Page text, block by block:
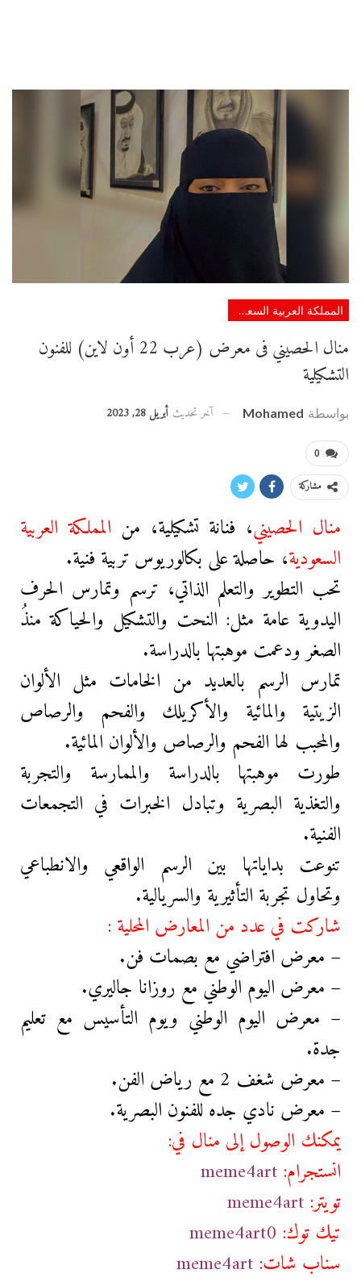
المملكة العربية السعودية
منال الحصيني فى معرض (عرب 22 أون لاين) للفنون
التشكيلية
بواسطة Mohamed آخر تحديث أبريل 28, 2023
0
مشاركة
منال الحصيني، فنانة تشكيلية، من المملكة العربية
السعودية، حاصلة على بكالوريوس تربية فنية.
تحب التطوير والتعلم الذاتي، ترسم وتمارس الحرف
اليدوية عامة مثل: النحت والتشكيل والحياكة منذُ
الصغر ودعمت موهبتها بالدراسة.
تمارس الرسم بالعديد من الخامات مثل الألوان
الزيتية والمائية والأكريلك والفحم والرصاص
والمحبب لها الفحم والرصاص والألوان المائية.
طورت موهبتها بالدراسة والممارسة والتجربة
والتغذية البصرية وتبادل الخبرات في التجمعات
الفنية.
تنوعت بداياتها بين الرسم الواقعي والانطباعي
وتحاول تجربة التأثيرية والسريالية.
شاركت في عدد من المعارض المحلية :
– معرض افتراضي مع بصمات فن.
– معرض اليوم الوطني مع روزانا جاليري.
– معرض اليوم الوطني ويوم التأسيس مع تعليم
جدة.
– معرض شغف 2 مع رياض الفن.
– معرض نادي جده للفنون البصرية.
يمكنك الوصول إلى منال في:
انستجرام: meme4art
تويتر: meme4art
تيك توك: meme4art0
سناب شات: meme4art